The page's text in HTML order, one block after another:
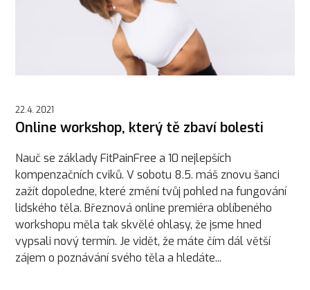
22.4. 2021
Online workshop, který tě zbaví bolesti
Nauč se základy FitPainFree a 10 nejlepších
kompenzačních cviků. V sobotu 8.5. máš znovu šanci
zažít dopoledne, které změní tvůj pohled na fungování
lidského těla. Březnová online premiéra oblíbeného
workshopu měla tak skvělé ohlasy, že jsme hned
vypsali nový termín. Je vidět, že máte čím dál větší
zájem o poznávání svého těla a hledáte...